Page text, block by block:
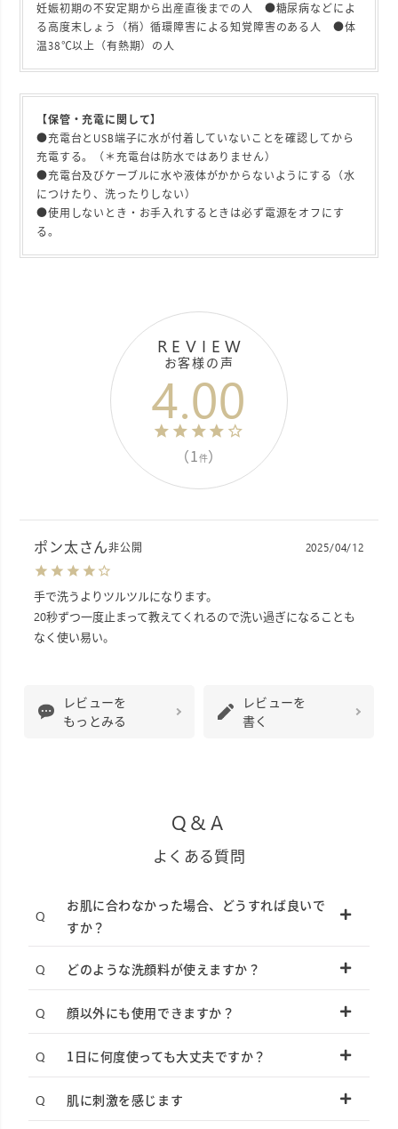
妊娠初期の不安定期から出産直後までの人 ●糖尿病などによ
る高度末しょう（梢）循環障害による知覚障害のある人 ●体
温38℃以上（有熱期）の人
【保管・充電に関して】
●充電台とUSB端子に水が付着していないことを確認してから
充電する。（＊充電台は防水ではありません）
●充電台及びケーブルに水や液体がかからないようにする（水
につけたり、洗ったりしない）
●使用しないとき・お手入れするときは必ず電源をオフにす
る。
REVIEW
お客様の声
4.00
（1件）
ポン太 非公開 2025/04/12
手で洗うよりツルツルになります。
20秒ずつ一度止まって教えてくれるので洗い過ぎになることも
なく使い易い。
レビューを
もっとみる
レビューを
書く
Q&A
よくある質問
お肌に合わなかった場合、どうすれば良いで
すか？
どのような洗顔料が使えますか？
顔以外にも使用できますか？
1日に何度使っても大丈夫ですか？
肌に刺激を感じます